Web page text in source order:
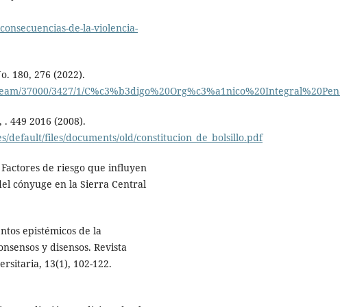
de-la-violencia-
180, 276 (2022).
37000/3427/1/
449 2016 (2008).
default/files/documents/old/constitucion_de_bolsillo.pdf
de riesgo que influyen
cónyuge en la Sierra Central
epistémicos de la
y disensos. Revista
13(1), 102-122.